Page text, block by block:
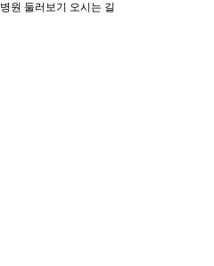
병원 둘러보기
오시는 길